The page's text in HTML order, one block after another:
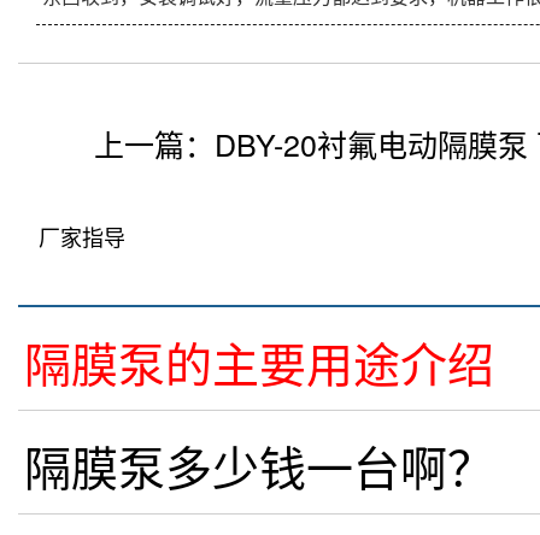
上一篇： DBY-20衬氟电动隔膜泵
厂家指导
隔膜泵的主要用途介绍
隔膜泵多少钱一台啊？